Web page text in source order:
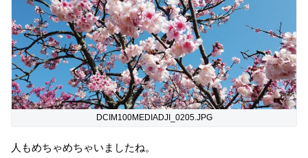
DCIM100MEDIADJI_0205.JPG
人もめちゃめちゃいましたね。